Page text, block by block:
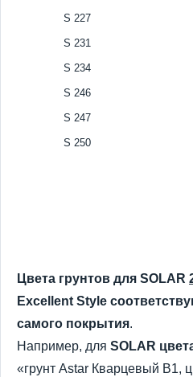
S 227
S 231
S 234
S 246
S 247
S 250
Цвета грунтов для SOLAR
Excellent Style
самого покрытия.
Например, для SOLAR
«грунт Аstar Кварцевый В1,